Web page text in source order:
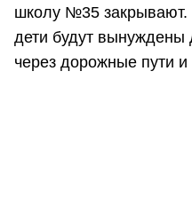
школу №35
дети будут вынуждены
через дорожные пути